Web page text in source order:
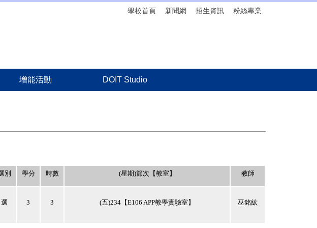
學校首頁 新聞網 招生資訊 粉絲專業
增能活動 DOIT Studio
別 學分 時數 (星期)節次【教室】 教師
選 3 3 (五)234 【E106 APP教學實驗室】 巫銘紘